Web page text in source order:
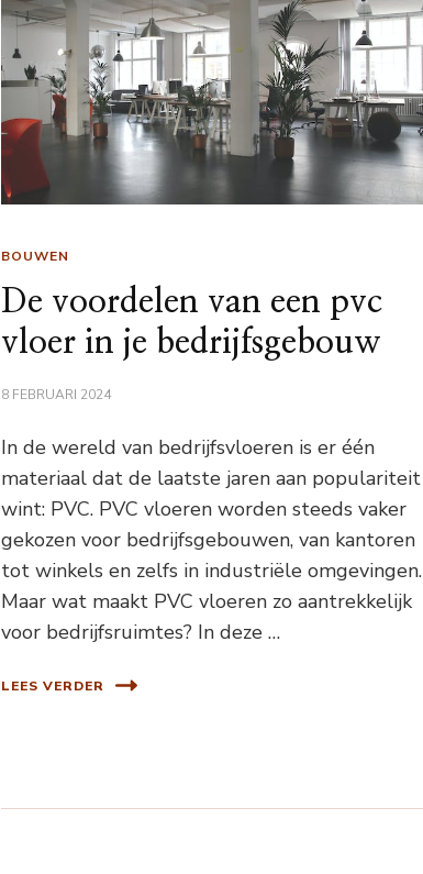
BOUWEN
De voordelen van een pvc
vloer in je bedrijfsgebouw
8 FEBRUARI 2024
In de wereld van bedrijfsvloeren is er één
materiaal dat de laatste jaren aan populariteit
wint: PVC. PVC vloeren worden steeds vaker
gekozen voor bedrijfsgebouwen, van kantoren
tot winkels en zelfs in industriële omgevingen.
Maar wat maakt PVC vloeren zo aantrekkelijk
voor bedrijfsruimtes? In deze …
LEES VERDER